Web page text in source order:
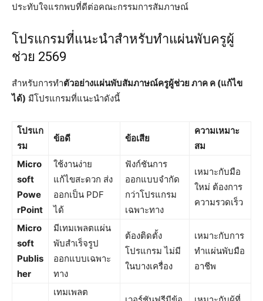
ประทับใจแรกพบที่ดีต่อคณะกรรมการสัมภาษณ์
โปรแกรมที่แนะนำสำหรับทำแผ่นพับครูผู้
ช่วย 2569
สำหรับการทำตัวอย่างแผ่นพับสัมภาษณ์ครูผู้ช่วย ภาค ค (แก้ไข
ได้) มีโปรแกรมที่แนะนำดังนี้
โปรแก
รม
ข้อดี ข้อเสีย
ความเหมาะ
สม
Micro
soft
Powe
rPoint
ใช้งานง่าย
แก้ไขสะดวก ส่ง
ออกเป็น PDF
ได้
ฟังก์ชันการ
ออกแบบจำกัด
กว่าโปรแกรม
เฉพาะทาง
เหมาะกับมือ
ใหม่ ต้องการ
ความรวดเร็ว
Micro
soft
Publis
her
มีเทมเพลตแผ่น
พับสำเร็จรูป
ออกแบบเฉพาะ
ทาง
ต้องติดตั้ง
โปรแกรม ไม่มี
ในบางเครื่อง
เหมาะกับการ
ทำแผ่นพับมือ
อาชีพ
เทมเพลต